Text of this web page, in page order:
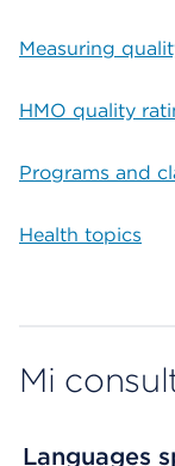
Measuring
HMO quality
Programs and
Health topics
Mi
Languages